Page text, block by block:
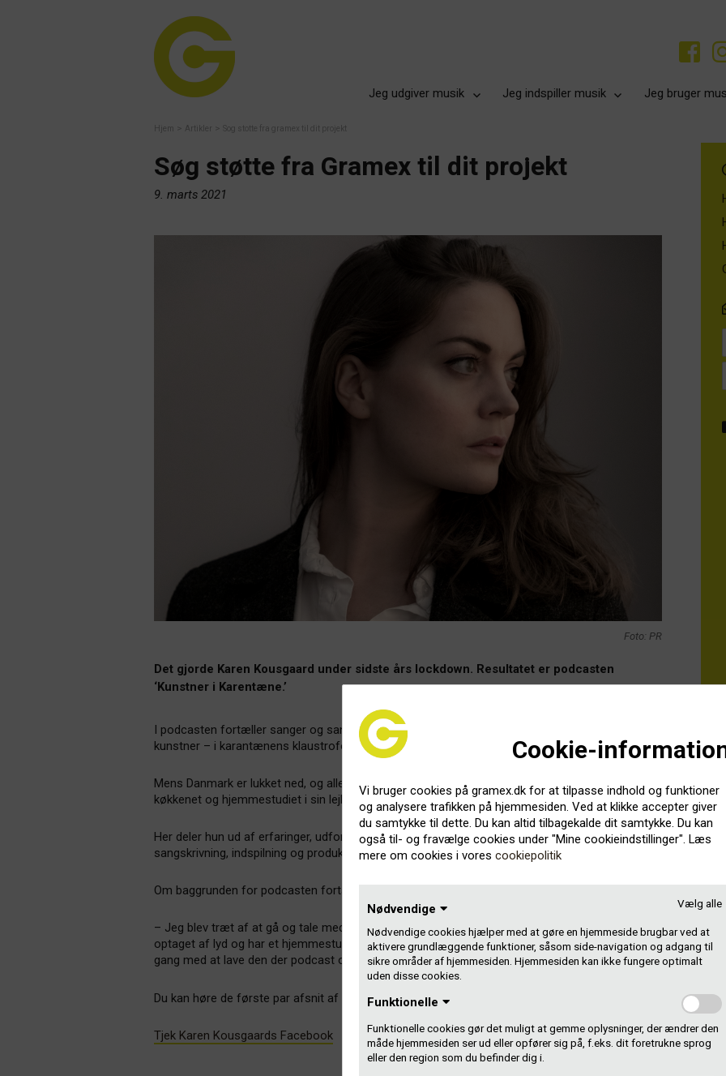
Jeg udgiver musik
Jeg indspiller musik Jeg bruger
Cookie-
Vi bruger cookies på gramex.dk for at tilpasse indhold og funktioner
og analysere trafikken på hjemmesiden. Ved at klikke accepter giver
du samtykke til dette. Du kan altid tilbagekalde dit samtykke. Du kan
også til- og fravælge cookies under "Mine cookieindstillinger". Læs
mere om cookies i vores cookiepolitik
Vælg alle
Nødvendige
Nødvendige cookies hjælper med at gøre en hjemmeside brugbar ved at
aktivere grundlæggende funktioner, såsom side-navigation og adgang til
sikre områder af hjemmesiden. Hjemmesiden kan ikke fungere optimalt
uden disse cookies.
Funktionelle
Funktionelle cookies gør det muligt at gemme oplysninger, der ændrer den
måde hjemmesiden ser ud eller opfører sig på, f.eks. dit foretrukne sprog
eller den region som du befinder dig i.
Hjem > Artikler > Sog stotte fra gramex til dit projekt
Søg støtte fra Gramex til dit projekt
9. marts 2021
Foto: PR
Det gjorde Karen Kousgaard under sidste års lockdown. Resultatet er podcasten
‘Kunstner i Karentæne.’
I podcasten fortæller sanger og sangskriver Karen Kousgaard om at være lukket inde som
kunstner – i karantænens klaustrofobiske rum, men også i kunstens kreative rum.
Mens Danmark er lukket ned, og alle spillejobs aflyst, inviterer hun indenfor i arbejdsværelset,
køkkenet og hjemmestudiet i sin lejlighed i et corona-ramt København.
Her deler hun ud af erfaringer, udfordringer og små åbenbaringer i episoder med fokus på fx
sangskrivning, indspilning og produktion og koncerter og livejobs.
Om baggrunden for podcasten fortæller Karen Kousgaard:
– Jeg blev træt af at gå og tale med mig selv under nedlukningen. Og så er jeg i forvejen meget
optaget af lyd og har et hjemmestudie i lejligheden, så det var en god anledning til at komme i
gang med at lave den der podcast og tale med nogle andre end bare mig selv.
Du kan høre de første par afsnit af ‘Kunstner i Karentæne’ dér, hvor du lytter til podcast.
Tjek Karen Kousgaards Facebook